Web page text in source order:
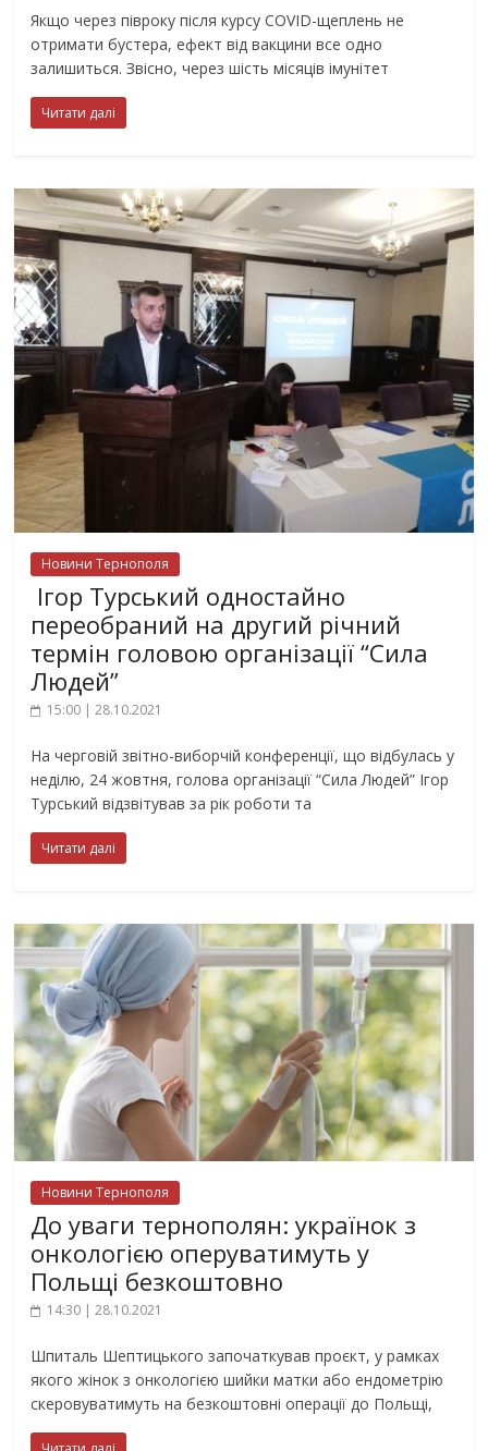
Якщо через півроку після курсу COVID-щеплень не
отримати бустера, ефект від вакцини все одно
залишиться. Звісно, ​​через шість місяців імунітет
Читати далі
Новини Тернополя
Ігор Турський одностайно
переобраний на другий річний
термін головою організації “Сила
Людей”
15:00 | 28.10.2021
На черговій звітно-виборчій конференції, що відбулась у
неділю, 24 жовтня, голова організації “Сила Людей” Ігор
Турський відзвітував за рік роботи та
Читати далі
Новини Тернополя
До уваги тернополян: українок з
онкологією оперуватимуть у
Польщі безкоштовно
14:30 | 28.10.2021
Шпиталь Шептицького започаткував проєкт, у рамках
якого жінок з онкологією шийки матки або ендометрію
скеровуватимуть на безкоштовні операції до Польщі,